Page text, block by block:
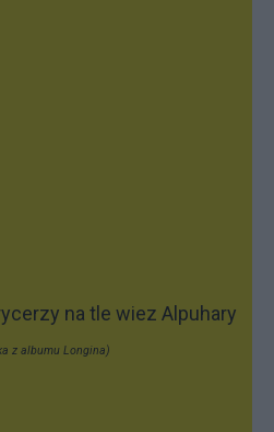
na tle wiez Alpuhary
z albumu Longina)